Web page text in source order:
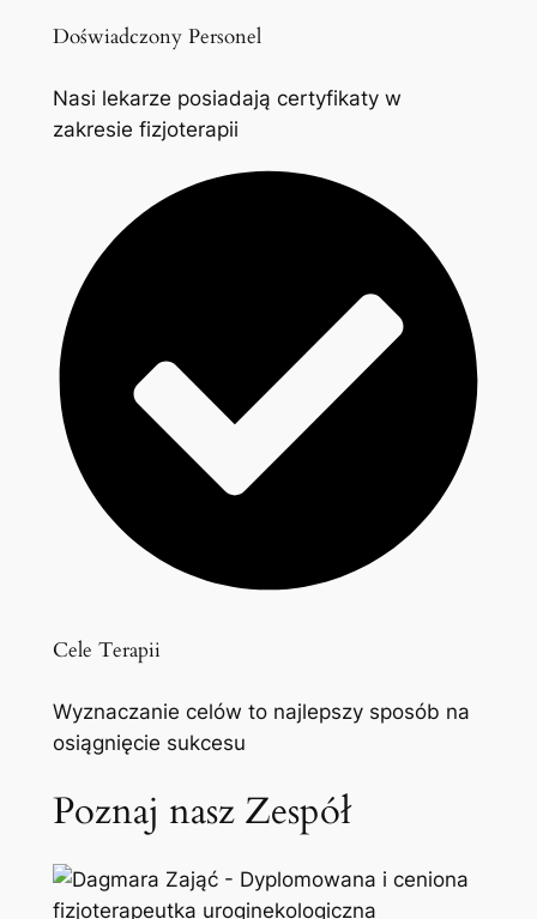
Doświadczony Personel
Nasi lekarze posiadają certyfikaty w
zakresie fizjoterapii
Cele Terapii
Wyznaczanie celów to najlepszy sposób na
osiągnięcie sukcesu
Poznaj nasz Zespół